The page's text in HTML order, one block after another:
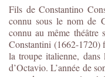
Fils de Constantino
connu sous le nom de
connu au même théâtre
Constantini (1662-1720)
la troupe italienne,
d’Octavio. L’année de